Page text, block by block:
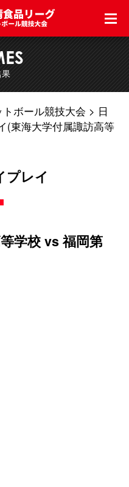
ボール競技大会
日
(東海大学付属諏訪高等
プレイ
学校 vs 福岡第